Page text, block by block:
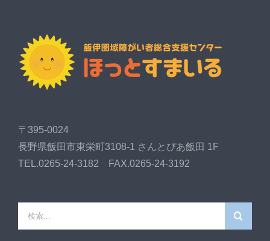
〒395-0024
長野県飯田市東栄町3108-1 さんとぴあ飯田 1F
TEL.0265-24-3182 FAX.0265-24-3192